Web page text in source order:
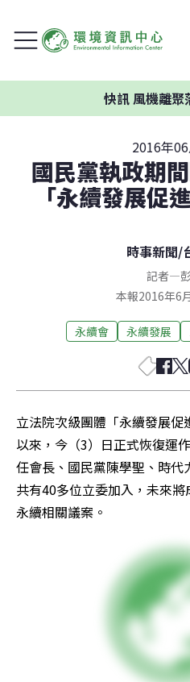
風機離聚落、
2016年
國民黨執政期
「永續發展促
時事新聞/
記者—
本報2016年6
永續會 永續發展
立法院次級團體「永續發展
以來，今（3）日正式恢復運
任會長、國民黨陳學聖、時
共有40多位立委加入，未來
永續相關議案。